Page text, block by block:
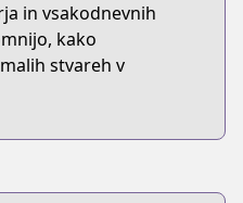
in vsakodnevnih
kako
stvareh v